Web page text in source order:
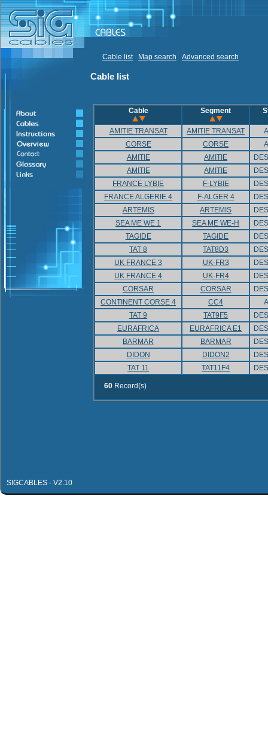
Cable list Map search Advanced search
Cable list
Cable Segment
AMITIE TRANSAT AMITIE TRANSAT
CORSE
CORSE
AMITIE
AMITIE
AMITIE
AMITIE
FRANCE LYBIE
F-LYBIE
FRANCE ALGERIE 4
F-ALGER 4
ARTEMIS
ARTEMIS
SEA ME WE 1
SEA ME WE-H
TAGIDE
TAGIDE
TAT 8
TAT8D3
UK FRANCE 3
UK-FR3
UK FRANCE 4
UK-FR4
CORSAR
CORSAR
CONTINENT CORSE 4
CC4
TAT 9
TAT9F5
EURAFRICA
EURAFRICA E1
BARMAR
BARMAR
DIDON
DIDON2
TAT 11
TAT11F4
60Record(s)
SIGCABLES - V2.10